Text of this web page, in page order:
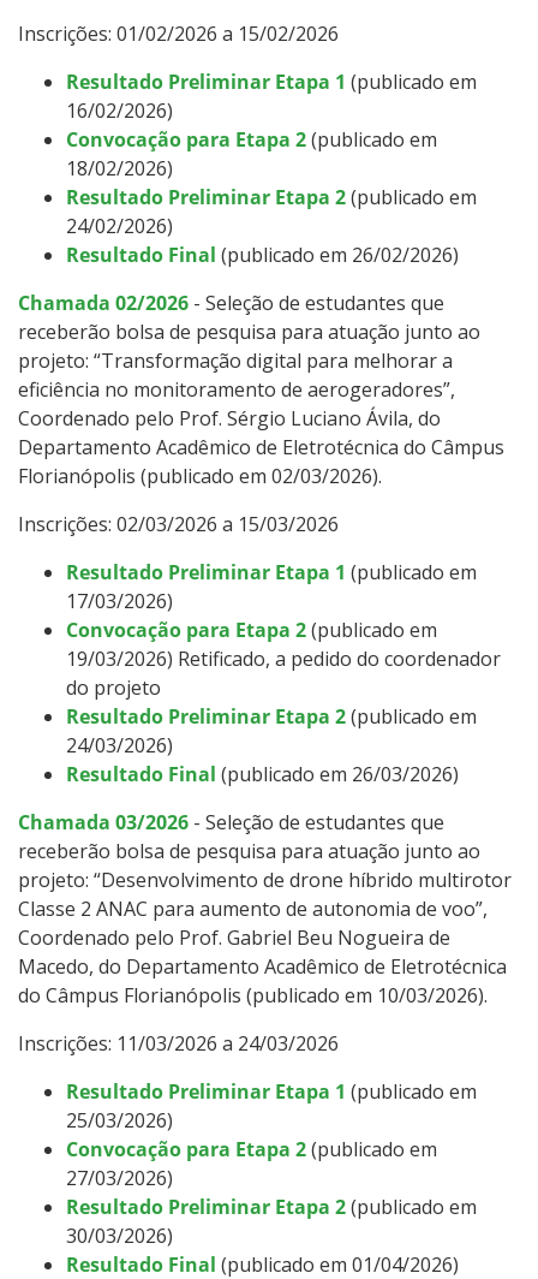
Inscrições: 01/02/2026 a 15/02/2026
Resultado Preliminar Etapa 1 (publicado em
16/02/2026)
Convocação para Etapa 2(publicado em
18/02/2026)
Resultado Preliminar Etapa 2(publicado em
24/02/2026)
Resultado Final (publicado em 26/02/2026)
Chamada 02/2026 - Seleção de estudantes que
receberão bolsa de pesquisa para atuação junto ao
projeto: “Transformação digital para melhorar a
eficiência no monitoramento de aerogeradores”,
Coordenado pelo Prof. Sérgio Luciano Ávila, do
Departamento Acadêmico de Eletrotécnica do Câmpus
Florianópolis (publicado em 02/03/2026).
Inscrições: 02/03/2026 a 15/03/2026
Resultado Preliminar Etapa 1 (publicado em
17/03/2026)
Convocação para Etapa 2(publicado em
19/03/2026) Retificado, a pedido do coordenador
do projeto
Resultado Preliminar Etapa 2(publicado em
24/03/2026)
Resultado Final (publicado em 26/03/2026)
Chamada 03/2026 - Seleção de estudantes que
receberão bolsa de pesquisa para atuação junto ao
projeto: “Desenvolvimento de drone híbrido multirotor
Classe 2 ANAC para aumento de autonomia de voo”,
Coordenado pelo Prof. Gabriel Beu Nogueira de
Macedo, do Departamento Acadêmico de Eletrotécnica
do Câmpus Florianópolis (publicado em 10/03/2026).
Inscrições: 11/03/2026 a 24/03/2026
Resultado Preliminar Etapa 1 (publicado em
25/03/2026)
Convocação para Etapa 2(publicado em
27/03/2026)
Resultado Preliminar Etapa 2(publicado em
30/03/2026)
Resultado Final (publicado em 01/04/2026)